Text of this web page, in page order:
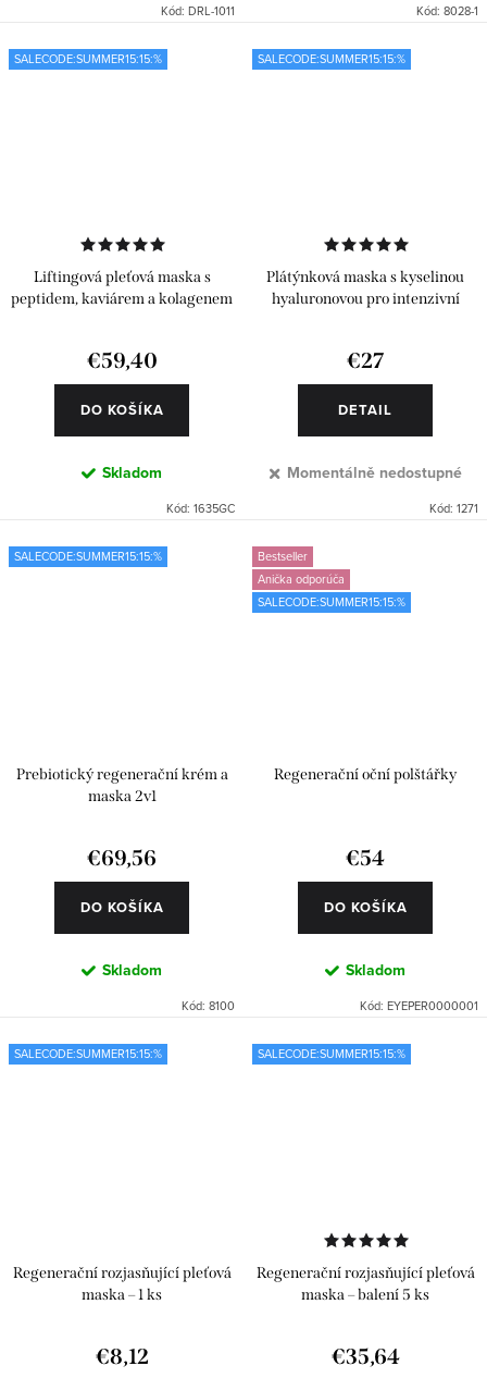
Kód: DRL-1011 Kód: 8028-1
SALECODE:SUMMER15:15:%
Liftingová pleťová maska s
peptidem, kaviárem a kolagenem
€59,40
DO KOŠÍKA
Skladom
Kód: 1635GC
SALECODE:SUMMER15:15:%
Plátýnková maska s kyselinou
hyaluronovou pro intenzivní
€27
DETAIL
Momentálně nedostupné
Kód: 1271
SALECODE:SUMMER15:15:%
Prebiotický regenerační krém a
maska 2v1
€69,56
DO KOŠÍKA
Skladom
Kód: 8100
Bestseller
Anička odporúča
SALECODE:SUMMER15:15:%
Regenerační oční polštářky
€54
DO KOŠÍKA
Skladom
Kód: EYEPER0000001
SALECODE:SUMMER15:15:%
Regenerační rozjasňující pleťová
maska – 1 ks
€8,12
SALECODE:SUMMER15:15:%
Regenerační rozjasňující pleťová
maska – balení 5 ks
€35,64